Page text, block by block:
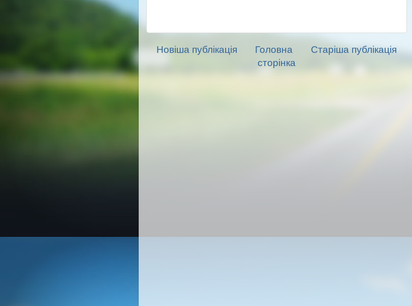
Новіша публікація Старіша публікація
Головна
сторінка